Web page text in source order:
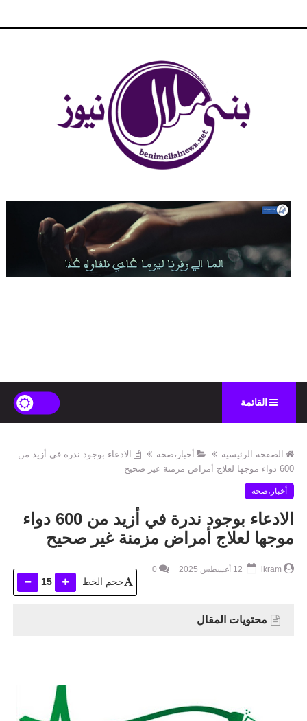
القائمة
الصفحة الرئيسية أخبار،صحة
الادعاء بوجود ندرة في أزيد من
600 دواء موجها لعلاج أمراض مزمنة غير صحيح
أخبار،صحة
الادعاء بوجود ندرة في أزيد من 600 دواء
موجها لعلاج أمراض مزمنة غير صحيح
ikram
0
حجم الخط 15
محتويات المقال